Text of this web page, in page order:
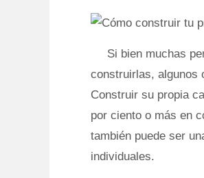
Si bien muchas
construirlas, algunos
Construir su propia
por ciento o más en
también puede ser
individuales.